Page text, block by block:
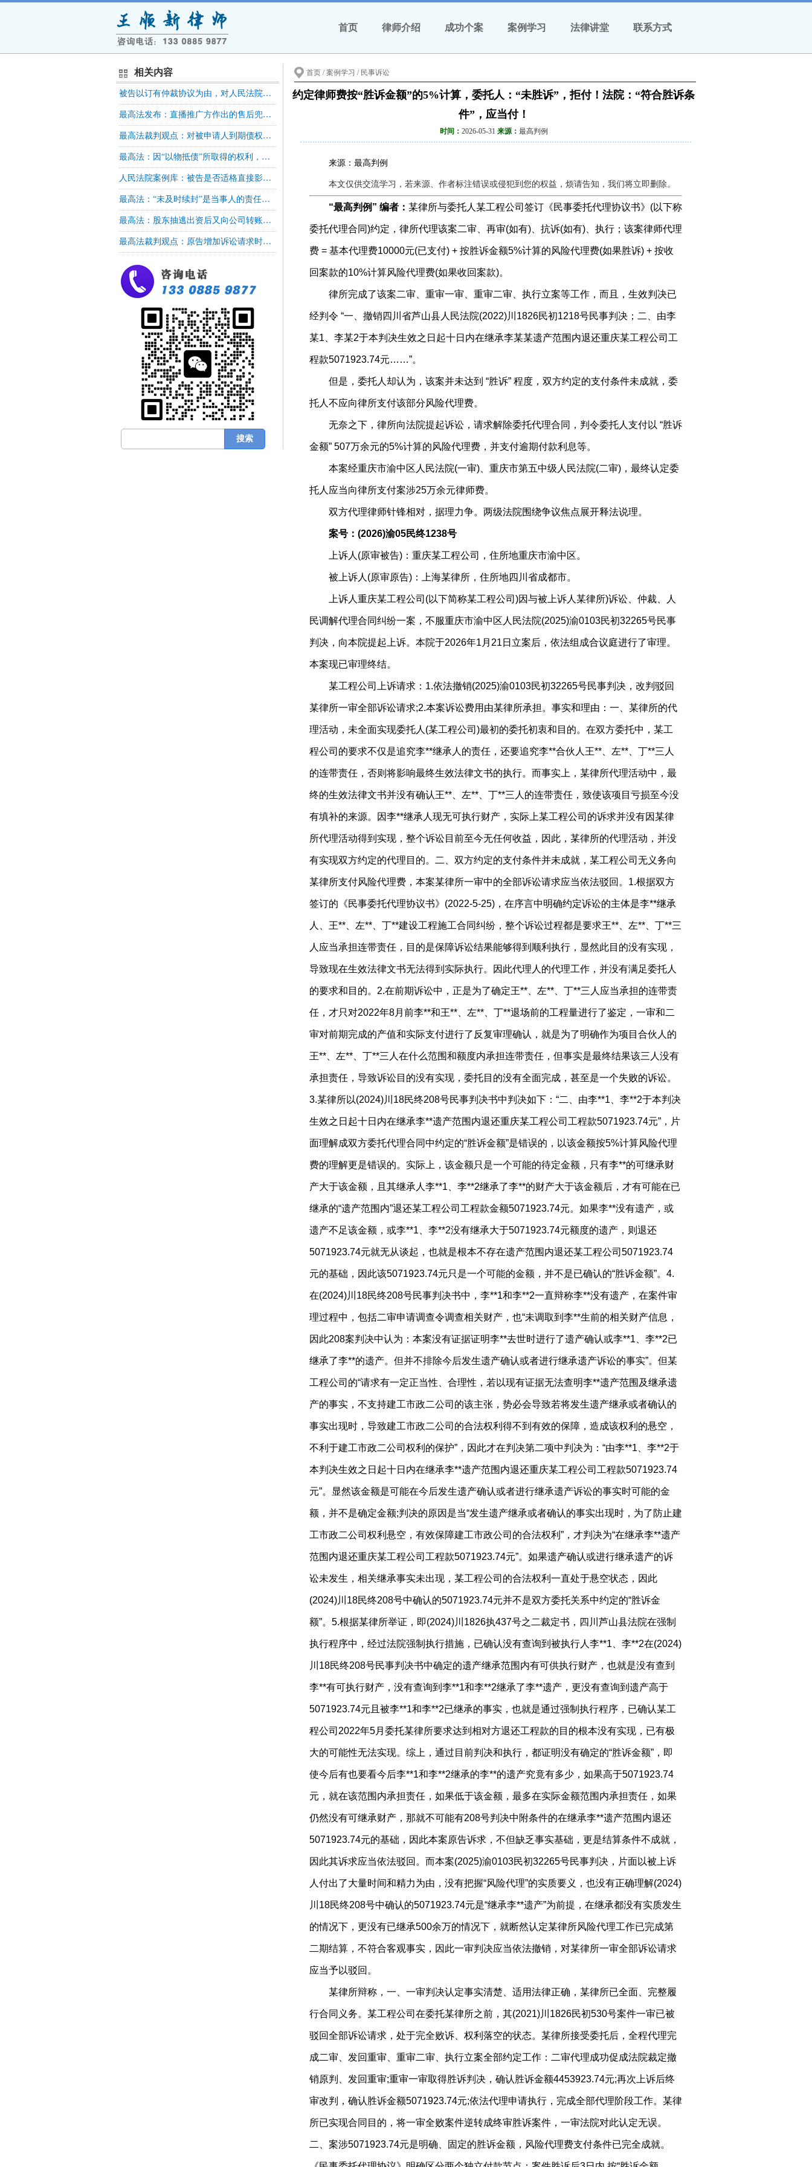
联系方式
法律讲堂
案例学习
成功个案
律师介绍
首页
相关内容
被告以订有仲裁协议为由，对人民法院受理公司解散纠纷案件提出异议的，人民法院不予支持
最高法发布：直播推广方作出的售后兜底、赔付承诺具有法律约束力，应当依法承担相应连带责任
最高法裁判观点：对被申请人到期债权执行过程中，向第三人发出协助执行通知书，执行措施不当，罚款决定没有法律依据
最高法：因“以物抵债”所取得的权利，在未办理产权过户登记之前，其本质仍属于债权请求权
人民法院案例库：被告是否适格直接影响受诉法院对案件行使管辖权，则应在管辖权异议阶段对该被告是否适格进行审查
最高法：“未及时续封”是当事人的责任？失去首封权法院是否应当承担赔偿责任？
最高法：股东抽逃出资后又向公司转账并备注为“投资款”的，是否应视为已返还抽逃的出资
最高法裁判观点：原告增加诉讼请求时，法院未重新指定举证期限和答辩期限是否违反法定程序？
首页 / 案例学习 / 民事诉讼
约定律师费按“胜诉金额”的5%计算，委托人：“未胜诉”，拒付！法院：“符合胜诉条
件”，应当付！
时间： 2026-05-31 来源： 最高判例
来源：最高判例
本文仅供交流学习，若来源、作者标注错误或侵犯到您的权益，烦请告知，我们将立即删除。
“最高判例” 编者： 某律所与委托人某工程公司签订《民事委托代理协议书》(以下称
委托代理合同)约定，律所代理该案二审、再审(如有)、抗诉(如有)、执行；该案律师代理
费 = 基本代理费10000元(已支付) + 按胜诉金额5%计算的风险代理费(如果胜诉) + 按收
回案款的10%计算风险代理费(如果收回案款)。
律所完成了该案二审、重审一审、重审二审、执行立案等工作，而且，生效判决已
经判令 “一、撤销四川省芦山县人民法院(2022)川1826民初1218号民事判决；二、由李
某1、李某2于本判决生效之日起十日内在继承李某某遗产范围内退还重庆某工程公司工
程款5071923.74元……”。
但是，委托人却认为，该案并未达到 “胜诉” 程度，双方约定的支付条件未成就，委
托人不应向律所支付该部分风险代理费。
无奈之下，律所向法院提起诉讼，请求解除委托代理合同，判令委托人支付以 “胜诉
金额” 507万余元的5%计算的风险代理费，并支付逾期付款利息等。
本案经重庆市渝中区人民法院(一审)、重庆市第五中级人民法院(二审)，最终认定委
托人应当向律所支付案涉25万余元律师费。
双方代理律师针锋相对，据理力争。两级法院围绕争议焦点展开释法说理。
案号：(2026)渝05民终1238号
上诉人(原审被告)：重庆某工程公司，住所地重庆市渝中区。
被上诉人(原审原告)：上海某律所，住所地四川省成都市。
上诉人重庆某工程公司(以下简称某工程公司)因与被上诉人某律所)诉讼、仲裁、人
民调解代理合同纠纷一案，不服重庆市渝中区人民法院(2025)渝0103民初32265号民事
判决，向本院提起上诉。本院于2026年1月21日立案后，依法组成合议庭进行了审理。
本案现已审理终结。
某工程公司上诉请求：1.依法撤销(2025)渝0103民初32265号民事判决，改判驳回
某律所一审全部诉讼请求;2.本案诉讼费用由某律所承担。事实和理由：一、某律所的代
理活动，未全面实现委托人(某工程公司)最初的委托初衷和目的。在双方委托中，某工
程公司的要求不仅是追究李**继承人的责任，还要追究李**合伙人王**、左**、丁**三人
的连带责任，否则将影响最终生效法律文书的执行。而事实上，某律所代理活动中，最
终的生效法律文书并没有确认王**、左**、丁**三人的连带责任，致使该项目亏损至今没
有填补的来源。因李**继承人现无可执行财产，实际上某工程公司的诉求并没有因某律
所代理活动得到实现，整个诉讼目前至今无任何收益，因此，某律所的代理活动，并没
有实现双方约定的代理目的。二、双方约定的支付条件并未成就，某工程公司无义务向
某律所支付风险代理费，本案某律所一审中的全部诉讼请求应当依法驳回。1.根据双方
签订的《民事委托代理协议书》(2022-5-25)，在序言中明确约定诉讼的主体是李**继承
人、王**、左**、丁**建设工程施工合同纠纷，整个诉讼过程都是要求王**、左**、丁**三
人应当承担连带责任，目的是保障诉讼结果能够得到顺利执行，显然此目的没有实现，
导致现在生效法律文书无法得到实际执行。因此代理人的代理工作，并没有满足委托人
的要求和目的。2.在前期诉讼中，正是为了确定王**、左**、丁**三人应当承担的连带责
任，才只对2022年8月前李**和王**、左**、丁**退场前的工程量进行了鉴定，一审和二
审对前期完成的产值和实际支付进行了反复审理确认，就是为了明确作为项目合伙人的
王**、左**、丁**三人在什么范围和额度内承担连带责任，但事实是最终结果该三人没有
承担责任，导致诉讼目的没有实现，委托目的没有全面完成，甚至是一个失败的诉讼。
3.某律所以(2024)川18民终208号民事判决书中判决如下：“二、由李**1、李**2于本判决
生效之日起十日内在继承李**遗产范围内退还重庆某工程公司工程款5071923.74元”，片
面理解成双方委托代理合同中约定的“胜诉金额”是错误的，以该金额按5%计算风险代理
费的理解更是错误的。实际上，该金额只是一个可能的待定金额，只有李**的可继承财
产大于该金额，且其继承人李**1、李**2继承了李**的财产大于该金额后，才有可能在已
继承的“遗产范围内”退还某工程公司工程款金额5071923.74元。如果李**没有遗产，或
遗产不足该金额，或李**1、李**2没有继承大于5071923.74元额度的遗产，则退还
5071923.74元就无从谈起，也就是根本不存在遗产范围内退还某工程公司5071923.74
元的基础，因此该5071923.74元只是一个可能的金额，并不是已确认的“胜诉金额”。4.
在(2024)川18民终208号民事判决书中，李**1和李**2一直辩称李**没有遗产，在案件审
理过程中，包括二审申请调查令调查相关财产，也“未调取到李**生前的相关财产信息，
因此208案判决中认为：本案没有证据证明李**去世时进行了遗产确认或李**1、李**2已
继承了李**的遗产。但并不排除今后发生遗产确认或者进行继承遗产诉讼的事实”。但某
工程公司的“请求有一定正当性、合理性，若以现有证据无法查明李**遗产范围及继承遗
产的事实，不支持建工市政二公司的该主张，势必会导致若将发生遗产继承或者确认的
事实出现时，导致建工市政二公司的合法权利得不到有效的保障，造成该权利的悬空，
不利于建工市政二公司权利的保护”，因此才在判决第二项中判决为：“由李**1、李**2于
本判决生效之日起十日内在继承李**遗产范围内退还重庆某工程公司工程款5071923.74
元”。显然该金额是可能在今后发生遗产确认或者进行继承遗产诉讼的事实时可能的金
额，并不是确定金额;判决的原因是当“发生遗产继承或者确认的事实出现时，为了防止建
工市政二公司权利悬空，有效保障建工市政公司的合法权利”，才判决为“在继承李**遗产
范围内退还重庆某工程公司工程款5071923.74元”。如果遗产确认或进行继承遗产的诉
讼未发生，相关继承事实未出现，某工程公司的合法权利一直处于悬空状态，因此
(2024)川18民终208号中确认的5071923.74元并不是双方委托关系中约定的“胜诉金
额”。5.根据某律所举证，即(2024)川1826执437号之二裁定书，四川芦山县法院在强制
执行程序中，经过法院强制执行措施，已确认没有查询到被执行人李**1、李**2在(2024)
川18民终208号民事判决书中确定的遗产继承范围内有可供执行财产，也就是没有查到
李**有可执行财产，没有查询到李**1和李**2继承了李**遗产，更没有查询到遗产高于
5071923.74元且被李**1和李**2已继承的事实，也就是通过强制执行程序，已确认某工
程公司2022年5月委托某律所要求达到相对方退还工程款的目的根本没有实现，已有极
大的可能性无法实现。综上，通过目前判决和执行，都证明没有确定的“胜诉金额”，即
使今后有也要看今后李**1和李**2继承的李**的遗产究竟有多少，如果高于5071923.74
元，就在该范围内承担责任，如果低于该金额，最多在实际金额范围内承担责任，如果
仍然没有可继承财产，那就不可能有208号判决中附条件的在继承李**遗产范围内退还
5071923.74元的基础，因此本案原告诉求，不但缺乏事实基础，更是结算条件不成就，
因此其诉求应当依法驳回。而本案(2025)渝0103民初32265号民事判决，片面以被上诉
人付出了大量时间和精力为由，没有把握“风险代理”的实质要义，也没有正确理解(2024)
川18民终208号中确认的5071923.74元是“继承李**遗产”为前提，在继承都没有实质发生
的情况下，更没有已继承500余万的情况下，就断然认定某律所风险代理工作已完成第
二期结算，不符合客观事实，因此一审判决应当依法撤销，对某律所一审全部诉讼请求
应当予以驳回。
某律所辩称，一、一审判决认定事实清楚、适用法律正确，某律所已全面、完整履
行合同义务。某工程公司在委托某律所之前，其(2021)川1826民初530号案件一审已被
驳回全部诉讼请求，处于完全败诉、权利落空的状态。某律所接受委托后，全程代理完
成二审、发回重审、重审二审、执行立案全部约定工作：二审代理成功促成法院裁定撤
销原判、发回重审;重审一审取得胜诉判决，确认胜诉金额4453923.74元;再次上诉后终
审改判，确认胜诉金额5071923.74元;依法代理申请执行，完成全部代理阶段工作。某律
所已实现合同目的，将一审全败案件逆转成终审胜诉案件，一审法院对此认定无误。
二、案涉5071923.74元是明确、固定的胜诉金额，风险代理费支付条件已完全成就。